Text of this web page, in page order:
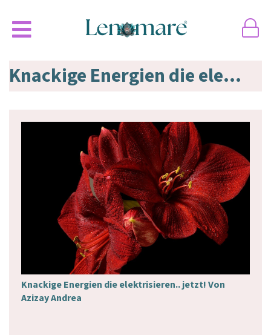
Knackige Energien die elektrisieren.. jetzt! Von Azizay Andrea
Knackige Energien die elektrisieren.. jetzt! Von
Azizay Andrea